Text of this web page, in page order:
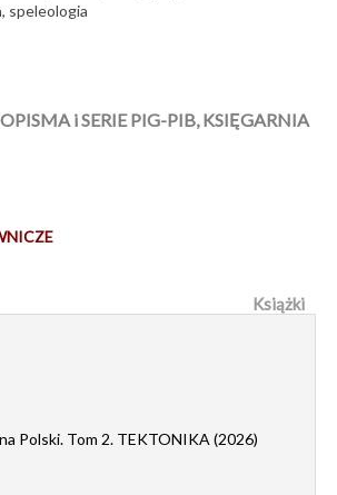
speleologia
i SERIE PIG-PIB, KSIĘGARNIA
Książki
Polski. Tom 2. TEKTONIKA (2026)